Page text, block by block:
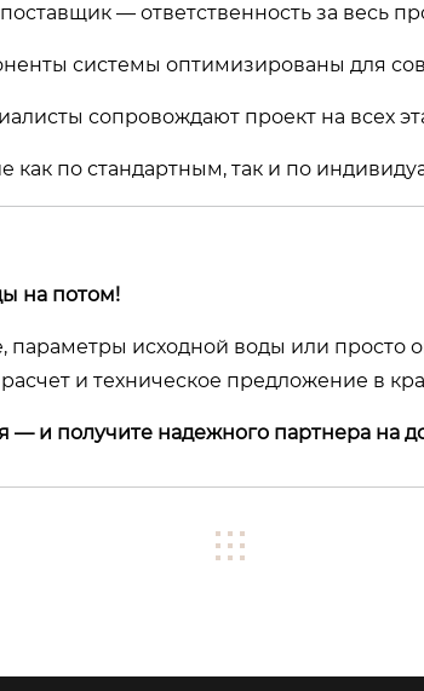
— ответственность за весь
системы оптимизированы для
сопровождают проект на всех
как по стандартным, так и по
на потом!
параметры исходной воды или просто
и техническое предложение в
— и получите надежного партнера на